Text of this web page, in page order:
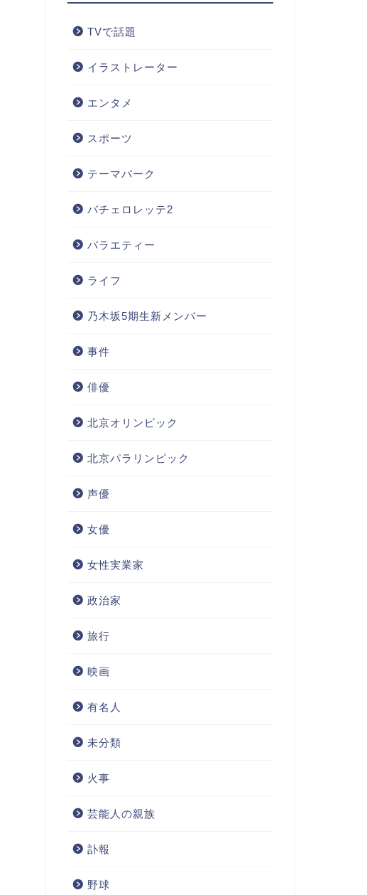
TVで話題
イラストレーター
エンタメ
スポーツ
テーマパーク
バチェロレッテ2
バラエティー
ライフ
乃木坂5期生新メンバー
事件
俳優
北京オリンピック
北京パラリンピック
声優
女優
女性実業家
政治家
旅行
映画
有名人
未分類
火事
芸能人の親族
訃報
野球